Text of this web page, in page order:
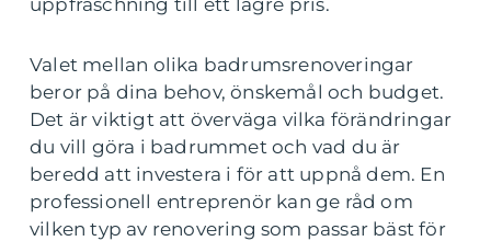
Valet mellan olika badrumsrenoveringar
beror på dina behov, önskemål och budget.
Det är viktigt att överväga vilka förändringar
du vill göra i badrummet och vad du är
beredd att investera i för att uppnå dem. En
professionell entreprenör kan ge råd om
vilken typ av renovering som passar bäst för